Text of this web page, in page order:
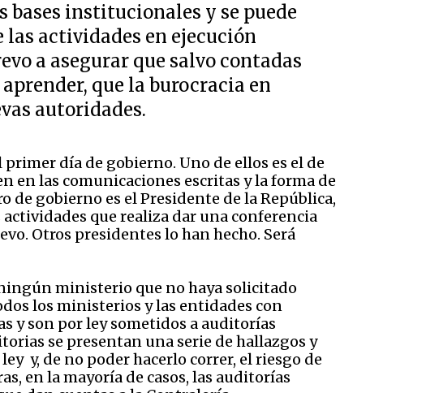
institucionales y se puede
actividades en ejecución
a asegurar que salvo contadas
que la burocracia en
autoridades.
día de gobierno. Uno de ellos es el de
en las comunicaciones escritas y la forma de
gobierno es el Presidente de la República,
que realiza dar una conferencia
Otros presidentes lo han hecho. Será
ministerio que no haya solicitado
los ministerios y las entidades con
y son por ley sometidos a auditorías
se presentan una serie de hallazgos y
y, de no poder hacerlo correr, el riesgo de
en la mayoría de casos, las auditorías